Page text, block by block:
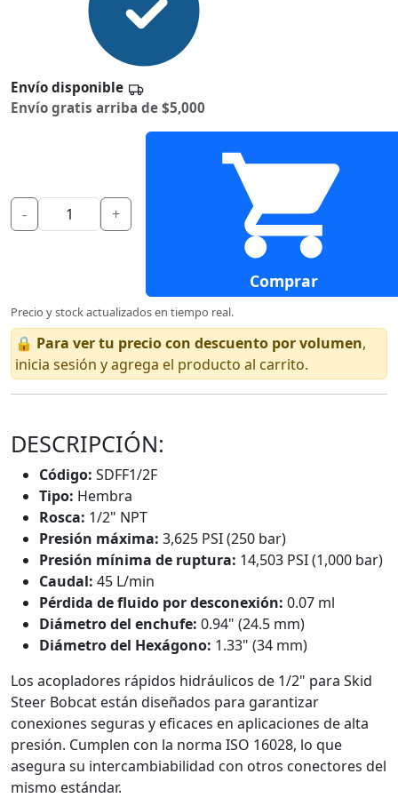
Envío disponible
Envío gratis arriba de $5,000
- +
Comprar
Precio y stock actualizados en tiempo real.
🔒 Para ver tu precio con descuento por volumen,
inicia sesión y agrega el producto al carrito.
DESCRIPCIÓN:
Código: SDFF1/2F
Tipo: Hembra
Rosca: 1/2" NPT
Presión máxima: 3,625 PSI (250 bar)
Presión mínima de ruptura: 14,503 PSI (1,000 bar)
Caudal: 45 L/min
Pérdida de fluido por desconexión: 0.07 ml
Diámetro del enchufe: 0.94" (24.5 mm)
Diámetro del Hexágono: 1.33" (34 mm)
Los acopladores rápidos hidráulicos de 1/2" para Skid
Steer Bobcat están diseñados para garantizar
conexiones seguras y eficaces en aplicaciones de alta
presión. Cumplen con la norma ISO 16028, lo que
asegura su intercambiabilidad con otros conectores del
mismo estándar.